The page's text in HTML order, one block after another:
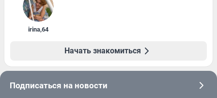
irina,64
Начать знакомиться
Подписаться на новости